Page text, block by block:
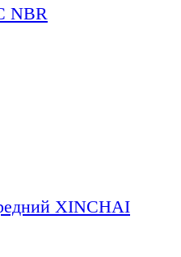
NBR
XINCHAI